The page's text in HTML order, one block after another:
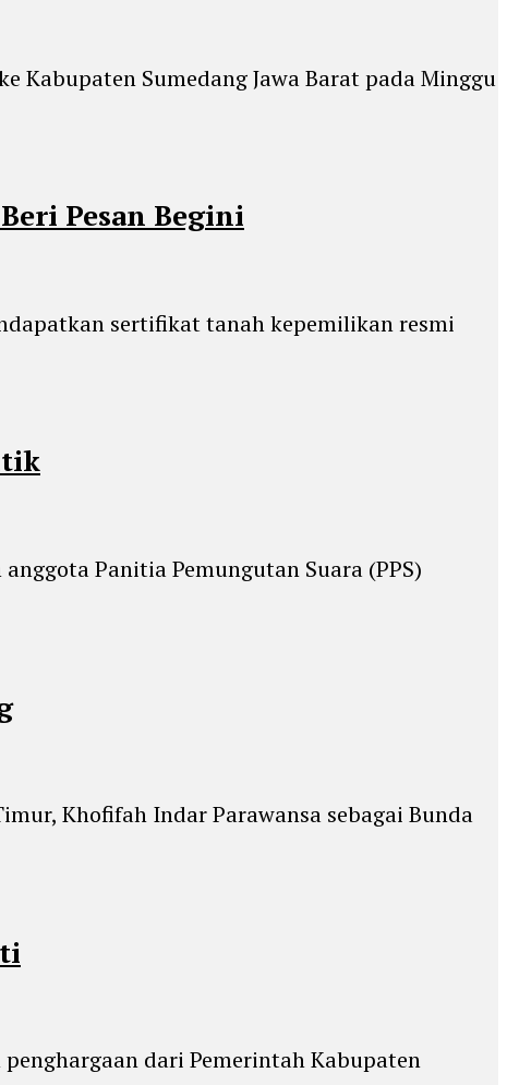
Kabupaten Sumedang Jawa Barat pada Minggu
Pesan Begini
sertifikat tanah kepemilikan resmi
Panitia Pemungutan Suara (PPS)
Khofifah Indar Parawansa sebagai Bunda
penghargaan dari Pemerintah Kabupaten